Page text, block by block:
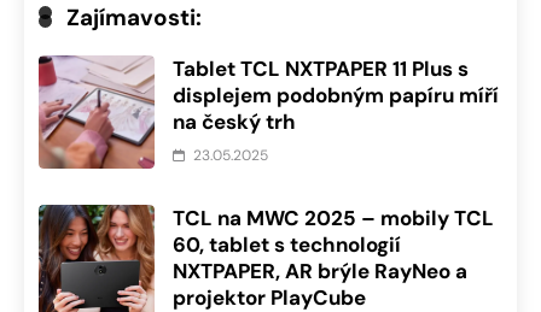
Zajímavosti:
Tablet TCL NXTPAPER 11 Plus s
displejem podobným papíru míří
na český trh
23.05.2025
TCL na MWC 2025 – mobily TCL
60, tablet s technologií
NXTPAPER, AR brýle RayNeo a
projektor PlayCube